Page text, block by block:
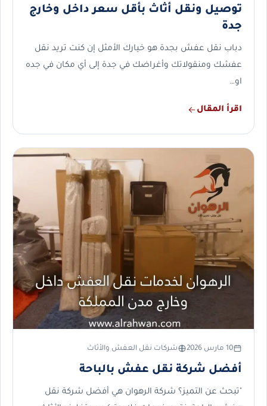
توصيل ونقل أثاث بأقل سعر داخل وخارج
جدة
دباب نقل عفش بجدة هو خيارك الأمثل إن كنت تريد نقل
عفشك ومنقولاتك وأغراضك في جدة إلى أي مكان في جده
او…
اقرأ المقال
10 مارس 2026 شركات نقل العفش والأثاث
أفضل شركة نقل عفش بالباحة
"تبحث عن التميز؟ شركة الرهوان هي أفضل شركة نقل